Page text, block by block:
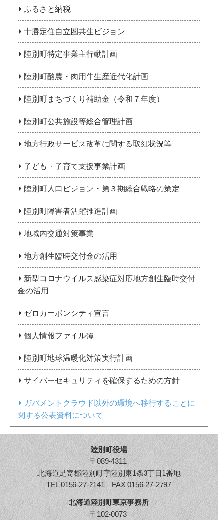
ふるさと納税
十勝定住自立圏共生ビジョン
陸別町特定事業主行動計画
陸別町酪農・肉用牛生産近代化計画
陸別町まちづくり補助金（令和７年度）
陸別町公共施設等総合管理計画
地方行政サービス改革に関する取組状況等
子ども・子育て支援事業計画
陸別町人口ビジョン・第３期総合戦略の策定
陸別町障害者活躍推進計画
地域内交通対策事業
地方創生臨時交付金の活用
新型コロナウイルス感染症対応地方創生臨時交付
金の活用
ゼロカーボンシティ宣言
個人情報ファイル簿
陸別町地球温暖化対策実行計画
サイバーセキュリティを確保するための方針
ガバメントクラウド以外の環境へ移行することに
関する公表資料について
陸別町役場
〒089-4311
北海道足寄郡陸別町字陸別東1条3丁目1番地
TEL0156-27-2141FAX 0156-27-2797
北海道陸別町東京事務所
〒102-0073